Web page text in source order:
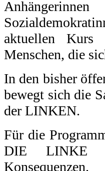
aktuellen
Menschen, die
In den bisher
bewegt sich die
der LINKEN.
Für die
DIE LINKE
Konsequenzen.